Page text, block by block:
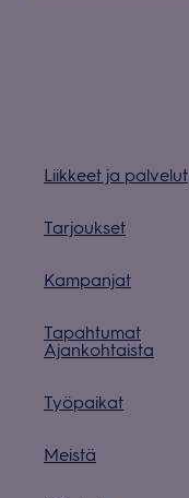
Liik­keet ja pal­ve­lut
Tar­jouk­set
Kam­pan­jat
Tapah­tu­mat
Ajan­koh­taista
Työ­pai­kat
Meistä